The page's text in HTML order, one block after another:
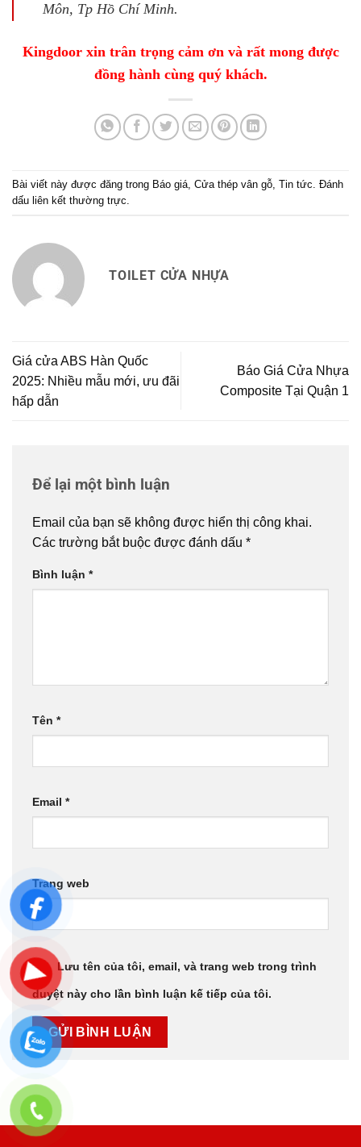
Môn, Tp Hồ Chí Minh.
Kingdoor xin trân trọng cảm ơn và rất mong được
đồng hành cùng quý khách.
Bài viết này được đăng trong Báo giá Cửa thép vân gỗ Tin tức . Đánh
dấu liên kết thường trực
TOILET CỬA NHỰA
Giá cửa ABS Hàn Quốc
2025: Nhiều mẫu mới, ưu đãi
hấp dẫn
Báo Giá Cửa Nhựa
Composite Tại Quận 1
Để lại một bình luận
Email của bạn sẽ không được hiển thị công khai.
Các trường bắt buộc được đánh dấu *
Bình luận *
Tên *
Email *
Trang web
Lưu tên của tôi, email, và trang web trong trình
duyệt này cho lần bình luận kế tiếp của tôi.